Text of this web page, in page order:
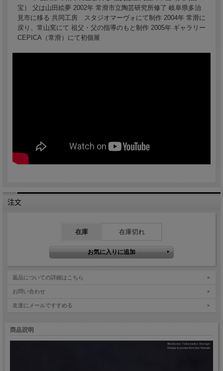
宝） 父は山田絵夢 2002年 常滑市立陶芸研究所修了 岐阜県多治
見市に移る 共同工房 スタジオマーヴォにて制作 2004年 常滑に
戻り、常山窯にて 祖父・父の指導のもと制作 2005年 ギャラリー
CEPICA（常滑）にて初個展
注文
在庫 在庫切れ
返品についての詳細はこちら
お問い合わせ
友達にメールですすめる
商品説明